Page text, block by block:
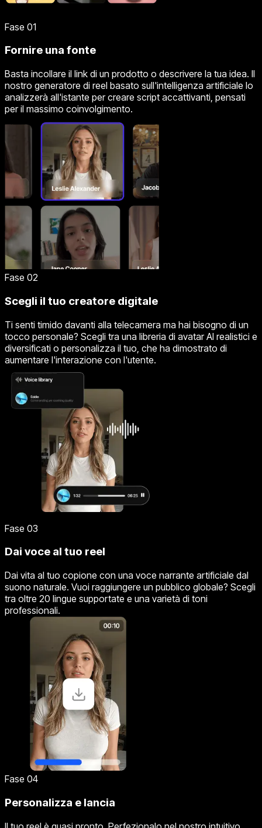
Fase 01
Fornire una fonte
Basta incollare il link di un prodotto o descrivere la tua idea. Il
nostro generatore di reel basato sull'intelligenza artificiale lo
analizzerà all'istante per creare script accattivanti, pensati
per il massimo coinvolgimento.
Fase 02
Scegli il tuo creatore digitale
Ti senti timido davanti alla telecamera ma hai bisogno di un
tocco personale? Scegli tra una libreria di avatar AI realistici e
diversificati o personalizza il tuo, che ha dimostrato di
aumentare l'interazione con l'utente.
Fase 03
Dai voce al tuo reel
Dai vita al tuo copione con una voce narrante artificiale dal
suono naturale. Vuoi raggiungere un pubblico globale? Scegli
tra oltre 20 lingue supportate e una varietà di toni
professionali.
Fase 04
Personalizza e lancia